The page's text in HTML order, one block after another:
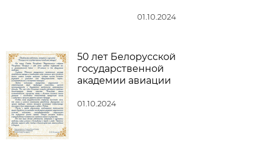
01.10.2024
50 лет Белорусской
государственной
академии авиации
01.10.2024